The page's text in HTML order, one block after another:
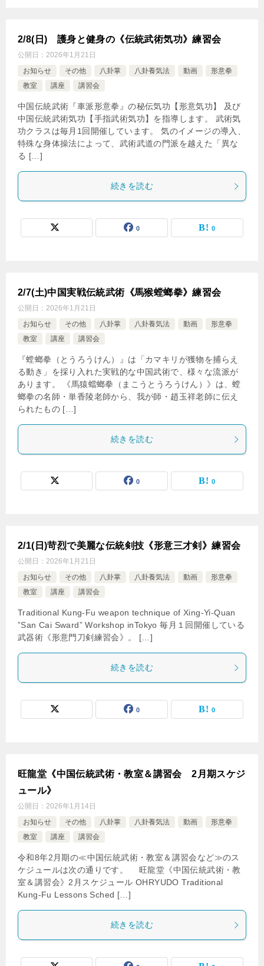
2/8(日) 護身と健身の《伝統武術気功》練習会
公開日： 2026年1月21日
お知らせ
その他 八卦掌 八卦養気法 動画
形意拳
教室
講座 講習会
中国伝統武術『車派形意拳』の秘伝気功【形意気功】 及び
中国伝統武術気功【手指武術気功】を指導します。 武術気
功クラスは毎月1回開催しています。 気のイメージの導入、
特殊な身体操法によって、武術武道の門派を越えた「異な
る […]
続きを読む
0 0
2/7(土)中国実戦伝統武術《馬猴螳螂拳》練習会
公開日： 2026年1月21日
お知らせ
その他 八卦掌 八卦養気法 動画
形意拳
教室
講座 講習会
『螳螂拳（とうろうけん）』は「カマキリが獲物を捕らえ
る動き」を採り入れた実戦的な中国武術で、様々な流派が
あります。 《馬猿蟷螂拳（まこうとうろうけん）》は、螳
螂拳の名師・単香陵老師から、我が師・趙玉祥老師に伝え
られたもの […]
続きを読む
0 0
2/1(日)苛烈で美麗な伝統剣技《形意三才剣》練習会
公開日： 2026年1月21日
お知らせ
その他 八卦掌 八卦養気法 動画
形意拳
教室
講座 講習会
Traditional Kung-Fu weapon technique of Xing-Yi-Quan
”San Cai Sward” Workshop inTokyo 毎月１回開催している
武器術《形意門刀剣練習会》。 […]
続きを読む
0 0
旺龍堂《中国伝統武術・教室＆講習会 2月期スケジ
ュール》
公開日： 2026年1月14日
お知らせ
その他 八卦掌 八卦養気法 動画
形意拳
教室
講座 講習会
令和8年2月期の≪中国伝統武術・教室＆講習会など≫のス
ケジュールは次の通りです。 旺龍堂《中国伝統武術・教
室＆講習会》2月スケジュール OHRYUDO Traditional
Kung-Fu Lessons Sched […]
続きを読む